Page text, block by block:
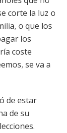
corte la luz o
o que los
los
coste
se va a
de estar
de su